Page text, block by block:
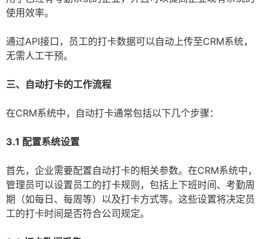
使用效率。
通过API接口，员工的打卡数据可以自动上传至CRM系统，
无需人工干预。
三、自动打卡的工作流程
在CRM系统中，自动打卡通常包括以下几个步骤：
3.1 配置系统设置
首先，企业需要配置自动打卡的相关参数。在CRM系统中，
管理员可以设置员工的打卡规则，包括上下班时间、考勤周
期（如每日、每周等）以及打卡方式等。这些设置将决定员
工的打卡时间是否符合公司规定。